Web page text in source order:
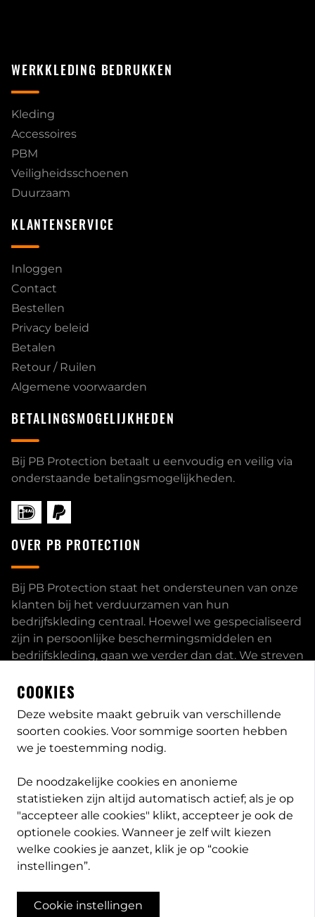
WERKKLEDING BEDRUKKEN
Kleding
Accessoires
PBM
Veiligheidsschoenen
Duurzaam
KLANTENSERVICE
Inloggen
Contact
Bestellen
Privacy beleid
Betalen
Retour / Ruilen
Algemene voorwaarden
BETALINGSMOGELIJKHEDEN
Bij PB Protection betaalt u eenvoudig en veilig via
onderstaande betalingsmogelijkheden.
OVER PB PROTECTION
Bij PB Protection staat het ondersteunen van onze
klanten bij het verduurzamen van hun
bedrijfskleding centraal. Hoewel we gespecialiseerd
zijn in persoonlijke beschermingsmiddelen en
bedrijfskleding, gaan we verder dan dat. We streven
bieden een uitgebreid servicepakket aan, inclusief
Dit zijn enkele van onze mogelijkheden. Heeft u
speciale wensen, neemcontact
PB-Protection
info@pb-protection.nl
040 2063026
COOKIES
Deze website maakt gebruik van verschillende
soorten cookies. Voor sommige soorten hebben
we je toestemming nodig.
De noodzakelijke cookies en anonieme
statistieken zijn altijd automatisch actief; als je op
"accepteer alle cookies" klikt, accepteer je ook de
optionele cookies. Wanneer je zelf wilt kiezen
welke cookies je aanzet, klik je op “cookie
instellingen”.
Cookie instellingen